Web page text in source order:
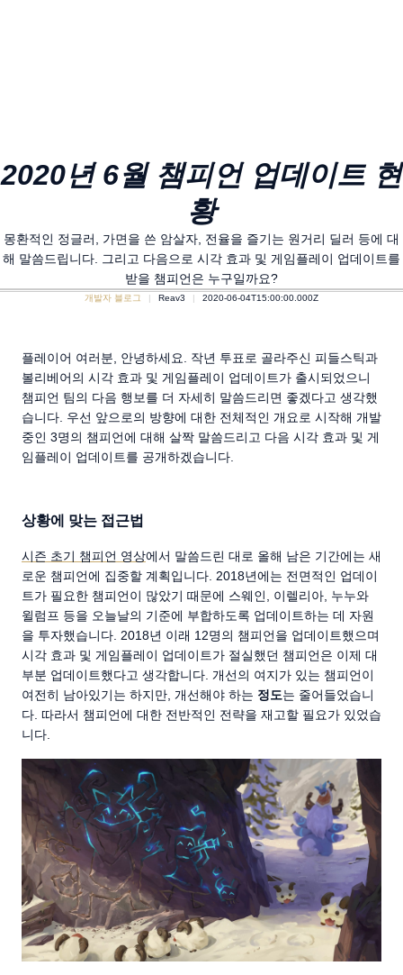
2020년 6월 챔피언 업데이트 현
황
몽환적인 정글러, 가면을 쓴 암살자, 전율을 즐기는 원거리 딜러 등에 대
해 말씀드립니다. 그리고 다음으로 시각 효과 및 게임플레이 업데이트를
받을 챔피언은 누구일까요?
개발자 블로그 Reav3 2020-06-04T15:00:00.000Z
플레이어 여러분, 안녕하세요. 작년 투표로 골라주신 피들스틱과
볼리베어의 시각 효과 및 게임플레이 업데이트가 출시되었으니
챔피언 팀의 다음 행보를 더 자세히 말씀드리면 좋겠다고 생각했
습니다. 우선 앞으로의 방향에 대한 전체적인 개요로 시작해 개발
중인 3명의 챔피언에 대해 살짝 말씀드리고 다음 시각 효과 및 게
임플레이 업데이트를 공개하겠습니다.
상황에 맞는 접근법
시즌 초기 챔피언 영상에서 말씀드린 대로 올해 남은 기간에는 새
로운 챔피언에 집중할 계획입니다. 2018년에는 전면적인 업데이
트가 필요한 챔피언이 많았기 때문에 스웨인, 이렐리아, 누누와
윌럼프 등을 오늘날의 기준에 부합하도록 업데이트하는 데 자원
을 투자했습니다. 2018년 이래 12명의 챔피언을 업데이트했으며
시각 효과 및 게임플레이 업데이트가 절실했던 챔피언은 이제 대
부분 업데이트했다고 생각합니다. 개선의 여지가 있는 챔피언이
여전히 남아있기는 하지만, 개선해야 하는 정도는 줄어들었습니
다. 따라서 챔피언에 대한 전반적인 전략을 재고할 필요가 있었습
니다.